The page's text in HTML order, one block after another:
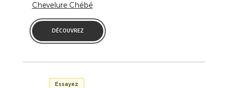
Chevelure Chébé
DÉCOUVREZ
Essayez